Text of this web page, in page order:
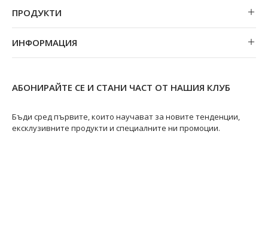
ПРОДУКТИ
Гривни
ИНФОРМАЦИЯ
Магазини
Ремонт на бижута
Видове перли
АБОНИРАЙТЕ СЕ И СТАНИ ЧАСТ ОТ НАШИЯ КЛУБ
Бъди сред първите, които научават за новите тенденции,
ексклузивните продукти и специалните ни промоции.